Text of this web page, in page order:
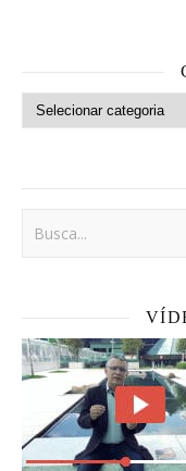
Categorias